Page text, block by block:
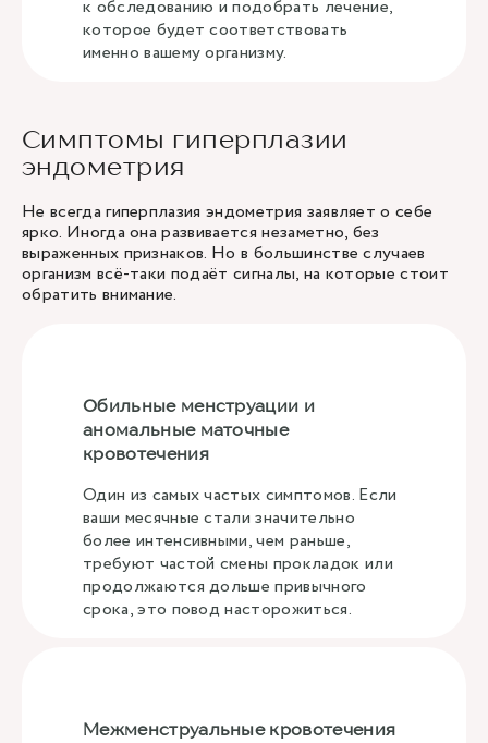
к обследованию и подобрать лечение,
которое будет соответствовать
именно вашему организму.
Симптомы гиперплазии
эндометрия
Не всегда гиперплазия эндометрия заявляет о себе
ярко. Иногда она развивается незаметно, без
выраженных признаков. Но в большинстве случаев
организм всё-таки подаёт сигналы, на которые стоит
обратить внимание.
Обильные менструации и
аномальные маточные
кровотечения
Один из самых частых симптомов. Если
ваши месячные стали значительно
более интенсивными, чем раньше,
требуют частой смены прокладок или
продолжаются дольше привычного
срока, это повод насторожиться.
Межменструальные кровотечения